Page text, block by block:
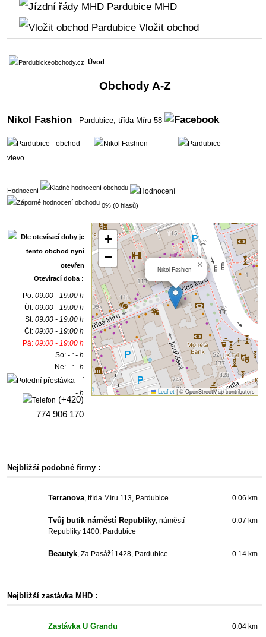
MHD
Vložit obchod
Úvod
Obchody A-Z
Nikol Fashion - Pardubice,třída Míru 58
Hodnocení
0% (0 hlasů)
Otevírací doba :
Po:09:00 - 19:00 h
Út:09:00 - 19:00 h
St:09:00 - 19:00 h
Čt:09:00 - 19:00 h
Pá:09:00 - 19:00 h
So:- : - h
Ne:- : - h
- :
- h
(+420)
774 906 170
Nikol Fashion ×
+
−
Leaflet |© OpenStreetMap contributors
Nejbližší podobné firmy :
Terranova, třída Míru 113, Pardubice 0.06 km
Tvůj butik náměstí Republiky, náměstí
Republiky 1400, Pardubice
0.07 km
Beautyk, Za Pasáží 1428, Pardubice 0.14 km
Nejbližší zastávka MHD :
Zastávka U Grandu 0.04 km